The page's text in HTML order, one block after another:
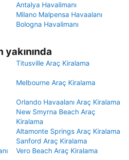
Antalya Havalimanı
Milano Malpensa Havaalanı
Bologna Havalimanı
yakınında
Titusville Araç Kiralama
Melbourne Araç Kiralama
Orlando Havaalanı Araç Kiralama
New Smyrna Beach Araç
Kiralama
Altamonte Springs Araç Kiralama
Sanford Araç Kiralama
Vero Beach Araç Kiralama